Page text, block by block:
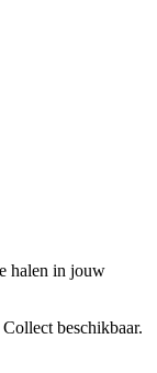
halen in jouw
beschikbaar.